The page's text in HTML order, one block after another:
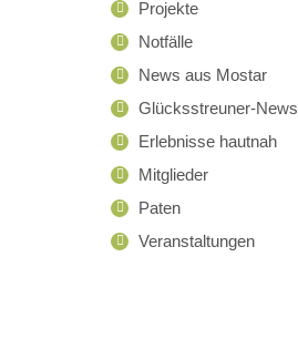
Projekte
Notfälle
News aus Mostar
Glücksstreuner-News
Erlebnisse hautnah
Mitglieder
Paten
Veranstaltungen